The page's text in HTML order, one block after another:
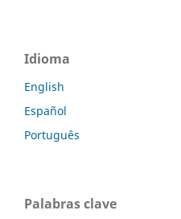
Idioma
English
Español
Português
Palabras clave